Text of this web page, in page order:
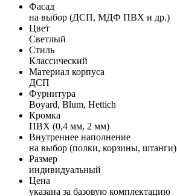
Фасад
на выбор (ДСП, МДФ ПВХ и др.)
Цвет
Светлый
Стиль
Классический
Материал корпуса
ДСП
Фурнитура
Boyard, Blum, Hettich
Кромка
ПВХ (0,4 мм, 2 мм)
Внутреннее наполнение
на выбор (полки, корзины, штанги)
Размер
индивидуальный
Цена
указана за базовую комплектацию